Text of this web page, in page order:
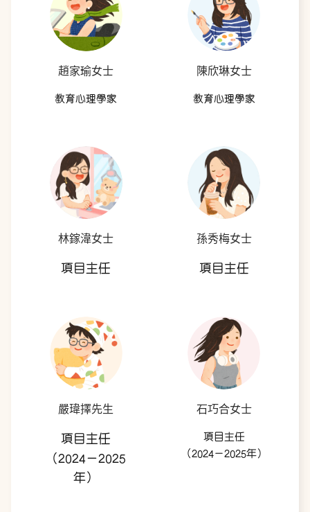
趙家瑜女士
教育心理學家
陳欣琳女士
教育心理學家
林鎵湋女士
項目主任
孫秀梅女士
項目主任
嚴瑋擇先生
項目主任
（2024－2025
年）
石巧合女士
項目主任
（2024－2025年）